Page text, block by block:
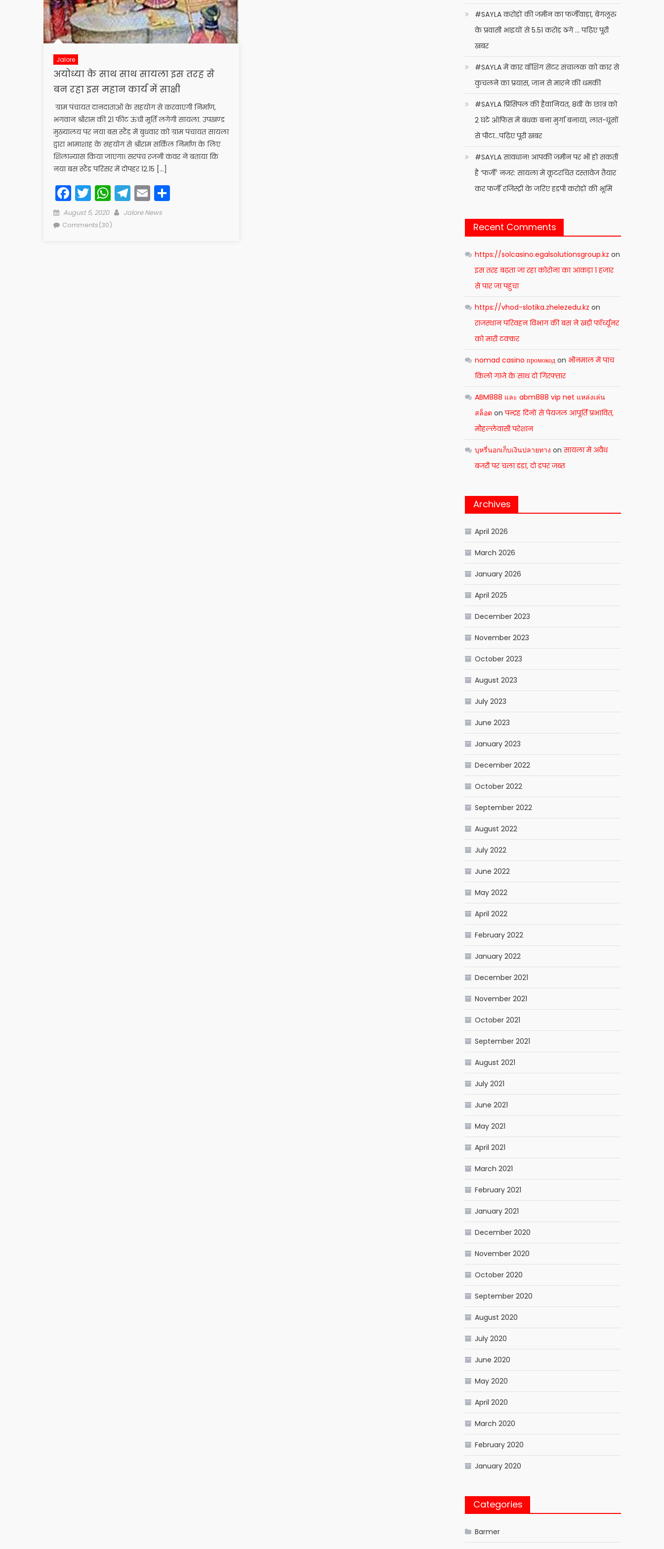
Jalore
अयोध्या के साथ साथ सायला इस तरह से
बन रहा इस महान कार्य में साक्षी
ग्राम पंचायत दानदाताओं के सहयोग से करवाएगी निर्माण,
भगवान श्रीराम की 21 फीट ऊंची मूर्ति लगेगी सायला. उपखण्ड
मुख्यालय पर नया बस स्टैंड में बुधवार को ग्राम पंचायत सायला
द्वारा भामाशाह के सहयोग से श्रीराम सर्किल निर्माण के लिए
शिलान्यास किया जाएगा। सरपंच रजनी कंवर ने बताया कि
नया बस स्टैंड परिसर में दोपहर 12.15 […]
Facebook
Twitter
WhatsApp
Telegram
EmailShare
Posted
on
August 5, 2020 Author
Jalore News
Comments(30)
#SAYLA करोड़ों की जमीन का फर्जीवाड़ा, बेंगलूरु
के प्रवासी भाइयों से 5.51 करोड़ ठगे … पढ़िए पूरी
खबर
#SAYLA में कार वॉशिंग सेंटर संचालक को कार से
कुचलने का प्रयास, जान से मारने की धमकी
#SAYLA प्रिंसिपल की हैवानियत, 8वीं के छात्र को
2 घंटे ऑफिस में बंधक बना मुर्गा बनाया, लात-घूंसों
से पीटा…पढ़िए पूरी खबर
#SAYLA सावधान! आपकी जमीन पर भी हो सकती
है ‘फर्जी’ नजर: सायला में कूटरचित दस्तावेज तैयार
कर फर्जी रजिस्ट्री के जरिए हड़पी करोड़ों की भूमि
Recent Comments
https://solcasino.egalsolutionsgroup.kz on
इस तरह बढ़ता जा रहा कोरोना का आंकड़ा 1 हजार
से पार जा पहुंचा
https://vhod-slotika.zhelezedu.kz on
राजस्थान परिवहन विभाग की बस ने खड़ी फॉर्च्यूनर
को मारी टक्कर
nomad casino промокод on भीनमाल में पांच
किलो गांजे के साथ दो गिरफ्तार
ABM888 และ abm888 vip net แหล่งเล่น
สล็อต onपन्द्रह दिनों से पेयजल आपूर्ति प्रभावित,
मौहल्लेवासी परेशान
บุหรี่นอกเก็บเงินปลายทาง onसायला में अवैध
बजरी पर चला डंडा, दो डंपर जब्त
Archives
April 2026
March 2026
January 2026
April 2025
December 2023
November 2023
October 2023
August 2023
July 2023
June 2023
January 2023
December 2022
October 2022
September 2022
August 2022
July 2022
June 2022
May 2022
April 2022
February 2022
January 2022
December 2021
November 2021
October 2021
September 2021
August 2021
July 2021
June 2021
May 2021
April 2021
March 2021
February 2021
January 2021
December 2020
November 2020
October 2020
September 2020
August 2020
July 2020
June 2020
May 2020
April 2020
March 2020
February 2020
January 2020
Categories
Barmer